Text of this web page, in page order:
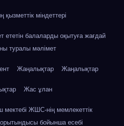
қызметтік міндеттері
ететін балаларды оқытуға жағдай
туралы мәлімет
Жаңалықтар Жаңалықтар
Жас ұлан
ЖШС-нің мемлекеттік
бойынша есебі